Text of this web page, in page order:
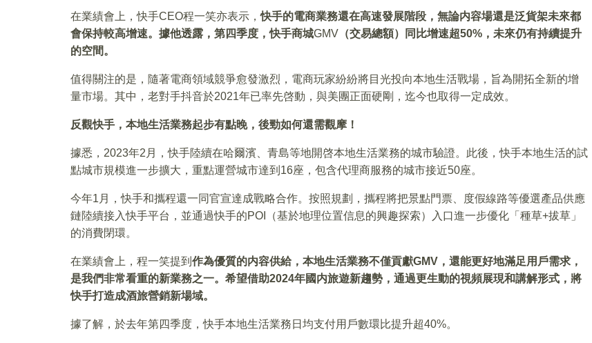
在業績會上，快手CEO程一笑亦表示，快手的電商業務還在高速發展階段，無論内容場還是泛貨架未來都
會保持較高增速。據他透露，第四季度，快手商城GMV （交易總額）同比增速超50%，未來仍有持續提升
的空間。
值得關注的是，隨著電商領域競爭愈發激烈，電商玩家紛紛將目光投向本地生活戰場，旨為開拓全新的增
量市場。其中，老對手抖音於2021年已率先啓動，與美團正面硬剛，迄今也取得一定成效。
反觀快手，本地生活業務起步有點晚，後勁如何還需觀摩！
據悉，2023年2月，快手陸續在哈爾濱、青島等地開啓本地生活業務的城市驗證。此後，快手本地生活的試
點城市規模進一步擴大，重點運營城市達到16座，包含代理商服務的城市接近50座。
今年1月，快手和攜程還一同官宣達成戰略合作。按照規劃，攜程將把景點門票、度假線路等優選產品供應
鏈陸續接入快手平台，並通過快手的POI（基於地理位置信息的興趣探索）入口進一步優化「種草+拔草」
的消費閉環。
在業績會上，程一笑提到 作為優質的内容供給，本地生活業務不僅貢獻GMV，還能更好地滿足用戶需求，
是我們非常看重的新業務之一。希望借助2024年國内旅遊新趨勢，通過更生動的視頻展現和講解形式，將
快手打造成酒旅營銷新場域。
據了解，於去年第四季度，快手本地生活業務日均支付用戶數環比提升超40%。